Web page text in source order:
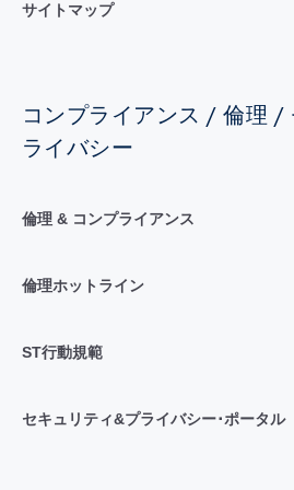
サイトマップ
コンプライアンス / 倫理 /
ライバシー
倫理 & コンプライアンス
倫理ホットライン
ST行動規範
セキュリティ&プライバシー･ポータル